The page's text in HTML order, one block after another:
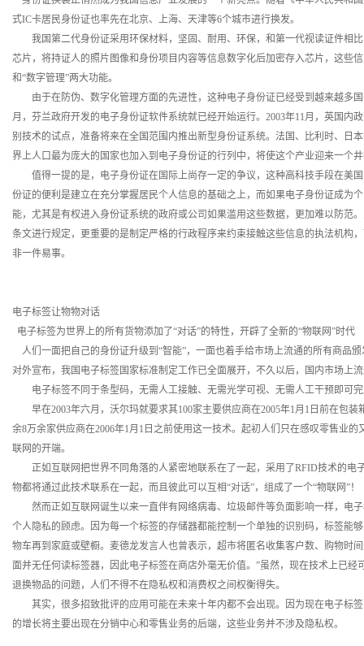
式IC卡居民身份证也率先在北京、上海、天津等6个城市进行换发。
我国第二代身份证采用环保材料，坚固、耐用、环保，和第一代视读证件相
芯片，将持证人的照片图像和身份项目内容等信息数字化后加密存入芯片，这些
和“数字管理”两大功能。
由于在防伪、数字化管理方面的先进性，这种电子身份证已经受到越来越多国
月，芬兰政府开发的电子身份证软件系统就已经开始运行。2003年11月，英国内
别技术的试点，准备将来在全国范围内推出新型身份证系统。法国、比利时、日
界上人口最为庞大的国家也加入到电子身份证的行列中，将使这个产业迎来一个
值得一提的是，电子身份证在国际上尚存一定的争议，这种高科技手段在美
份证的便利是建立在充分掌握居民个人信息的基础之上，而如果电子身份证成为
能，尤其是有权进入身份证系统的政府或公司如果滥用这些数据，更加难以防范
条文进行规定，更重要的是制定严格的行政程序来约束接触这些信息的执法机构
非一件易事。
电子标签让物物对话
电子标签为世界上的所有货物添加了“对话”的特性，开辟了全新的“物联网”时代
人们一面把自己的身份证升级到“智能”，一面也着手给市场上流通的所有商品
对外宣布，我国电子标签国家标准制定工作已全面展开，不久以后，国内市场上
电子标签不同于条型码，无需人工接触、无需光学可视、无需人工干预即可
早在2003年六月，沃尔玛就要求其100家主要供应商在2005年1月1日前在包装
余8万余家供应商在2006年1月1日之前使用这一技术。起初人们只在感叹零售业
联网的开端。
正如互联网把世界不同角落的人紧密地联系在了一起，采用了RFID技术的电
物都将通过此技术联系在一起，而且彼此可以互相“对话”，组成了一个“物联网”！
然而正如互联网诞生以来一直伴有网络病毒、垃圾邮件等负面影响一样，电子
个人隐私的顾虑。因为每一个标签的存储器都能控制一个单独的识别码，标签能
物车再到家庭或壁橱。麦德龙发言人也曾表示，超市将匿名收集客户数、购物时
面并无任何读标签器，因此电子标签在商店外毫无价值。”虽然，现在技术上已
退换物品的问题，人们不得不在隐私权和消费权之间权衡得失。
其实，很多招致批评的应用可能在未来十年内都不会出现。因为现在电子标
的增长将主要出现在分销中心和零售业务的后端，这些业务并不涉及隐私权。